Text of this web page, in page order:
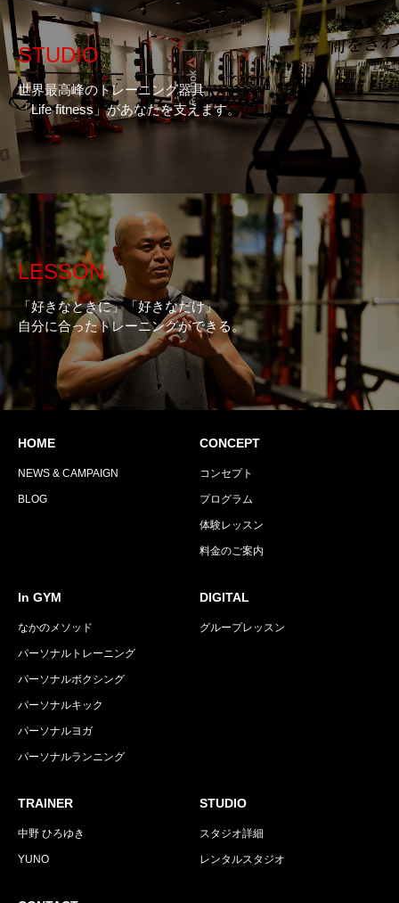
STUDIO
世界最高峰のトレーニング器具
「Life fitness」があなたを支えます。
LESSON
「好きなときに」「好きなだけ」
自分に合ったトレーニングができる。
HOME
NEWS & CAMPAIGN
BLOG
CONCEPT
コンセプト
プログラム
体験レッスン
料金のご案内
In GYM
なかのメソッド
パーソナルトレーニング
パーソナルボクシング
パーソナルキック
パーソナルヨガ
パーソナルランニング
DIGITAL
グループレッスン
TRAINER
中野 ひろゆき
YUNO
STUDIO
スタジオ詳細
レンタルスタジオ